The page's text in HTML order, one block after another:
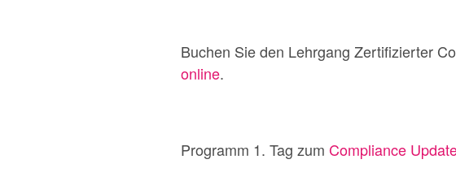
Buchen Sie den Lehrgang Zertifizierter
online.
Programm 1. Tag zum Compliance